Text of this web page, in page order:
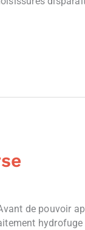
de pouvoir